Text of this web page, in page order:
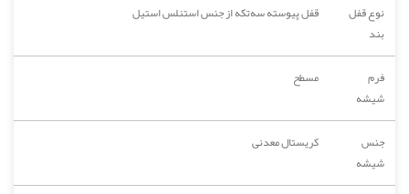
نوع قفل
بند
قفل پیوسته سه‌تکه از جنس استنلس استیل
فرم
شیشه
مسطح
جنس
شیشه
کریستال معدنی